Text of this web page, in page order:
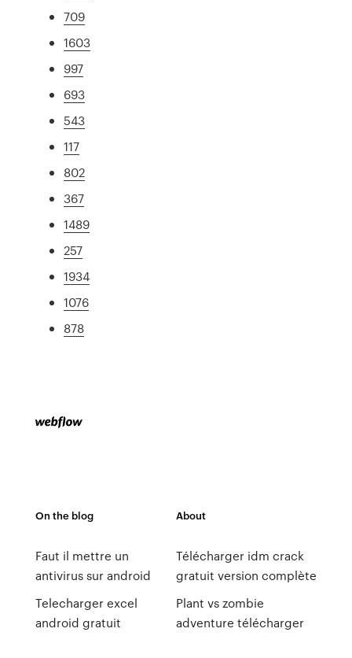
709
1603
997
693
543
117
802
367
1489
257
1934
1076
878
On the blog
Faut il mettre un
antivirus sur android
Telecharger excel
android gratuit
About
Télécharger idm crack
gratuit version complète
Plant vs zombie
adventure télécharger